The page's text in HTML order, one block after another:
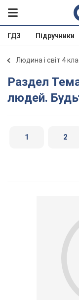
ГДЗ Підручники
Людина і світ 4
Раздел Тема 2. Людина серед
людей.
1 2